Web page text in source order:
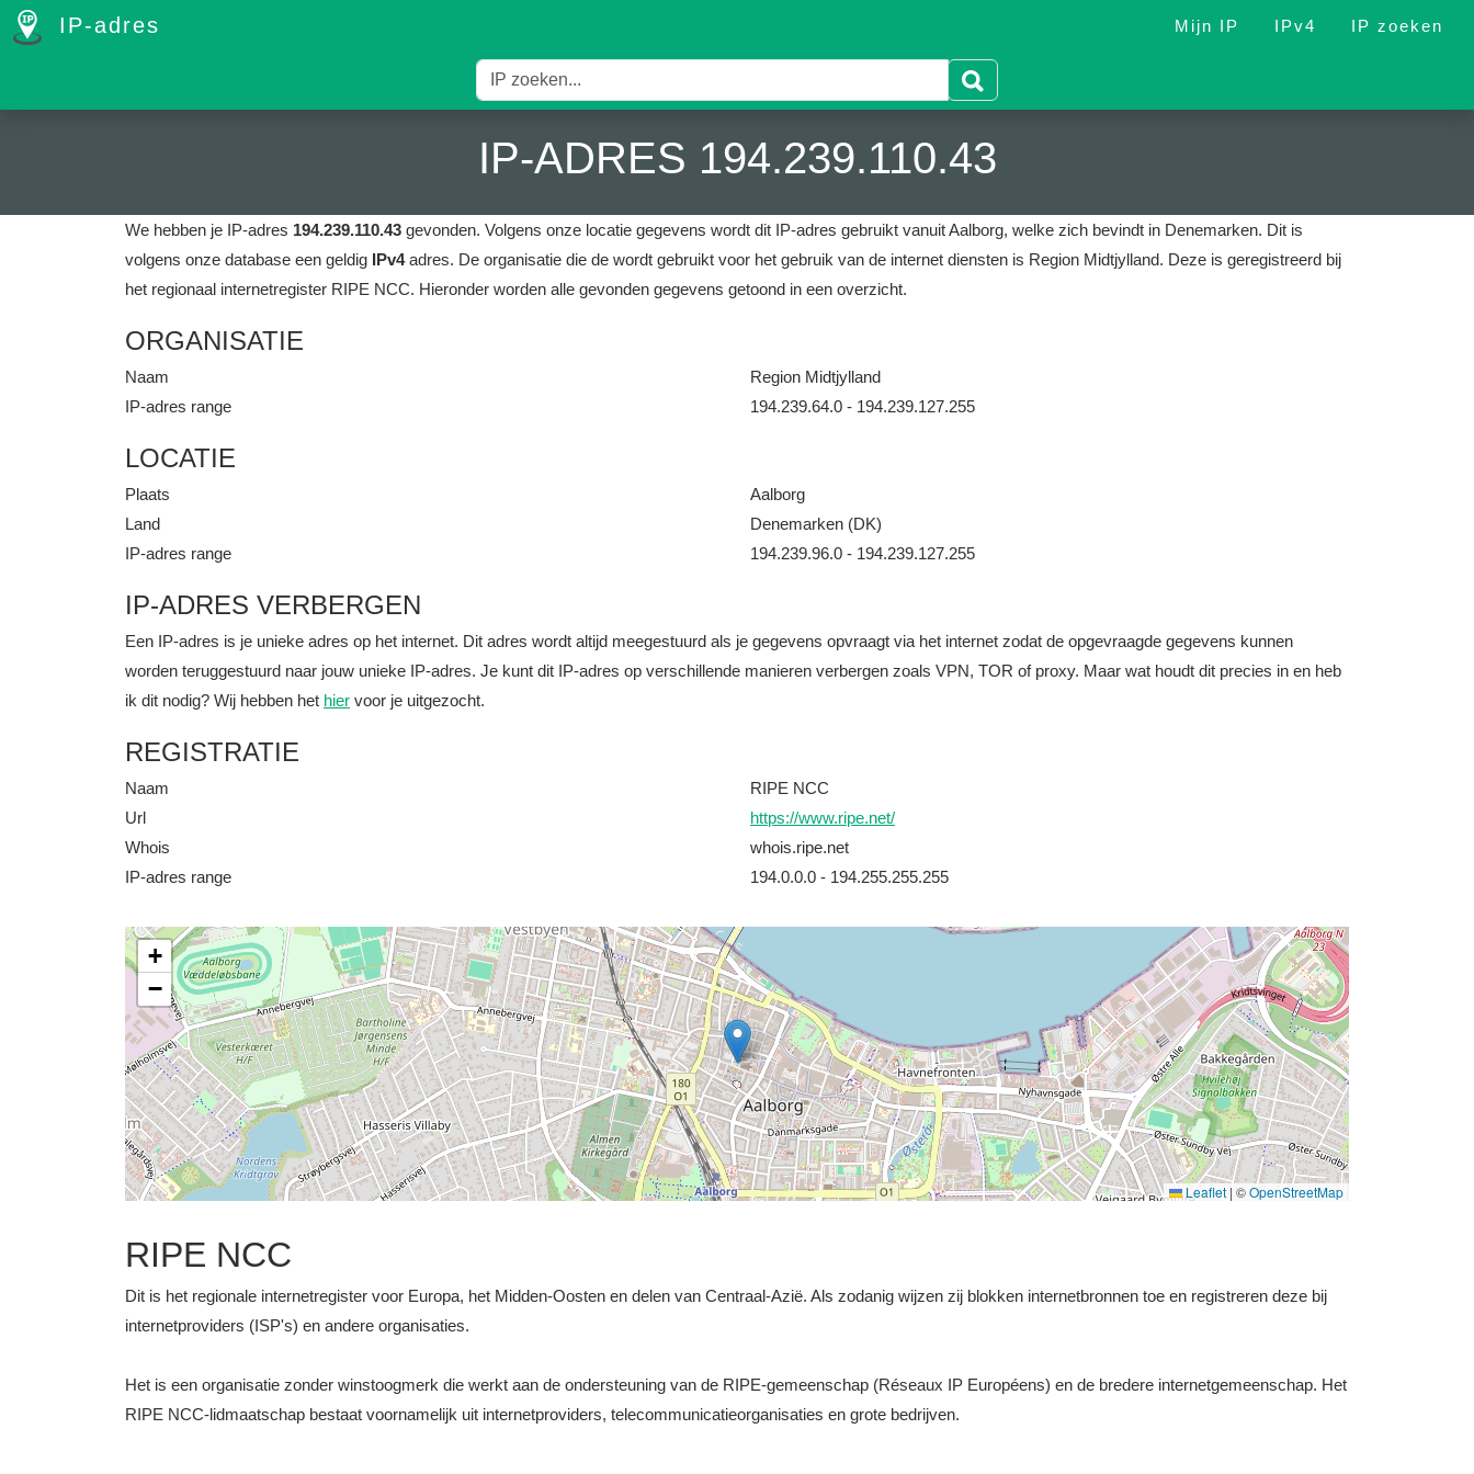
IP-adres Mijn IP IPv4 IP zoeken
IP-ADRES 194.239.110.43
We hebben je IP-adres 194.239.110.43 gevonden. Volgens onze locatie gegevens wordt dit IP-adres gebruikt vanuit Aalborg, welke zich bevindt in Denemarken. Dit is
volgens onze database een geldig IPv4adres. De organisatie die de wordt gebruikt voor het gebruik van de internet diensten is Region Midtjylland. Deze is geregistreerd bij
het regionaal internetregister RIPE NCC. Hieronder worden alle gevonden gegevens getoond in een overzicht.
ORGANISATIE
Naam
Region Midtjylland
IP-adres range
194.239.64.0 - 194.239.127.255
LOCATIE
Plaats
Aalborg
Land
Denemarken (DK)
IP-adres range
194.239.96.0 - 194.239.127.255
IP-ADRES VERBERGEN
Een IP-adres is je unieke adres op het internet. Dit adres wordt altijd meegestuurd als je gegevens opvraagt via het internet zodat de opgevraagde gegevens kunnen
worden teruggestuurd naar jouw unieke IP-adres. Je kunt dit IP-adres op verschillende manieren verbergen zoals VPN, TOR of proxy. Maar wat houdt dit precies in en heb
ik dit nodig? Wij hebben het hier voor je uitgezocht.
REGISTRATIE
Naam
RIPE NCC
Url
https://www.ripe.net/
Whois
whois.ripe.net
IP-adres range
194.0.0.0 - 194.255.255.255
+
−
Leaflet | ©OpenStreetMap
RIPE NCC
Dit is het regionale internetregister voor Europa, het Midden-Oosten en delen van Centraal-Azië. Als zodanig wijzen zij blokken internetbronnen toe en registreren deze bij
internetproviders (ISP's) en andere organisaties.
Het is een organisatie zonder winstoogmerk die werkt aan de ondersteuning van de RIPE-gemeenschap (Réseaux IP Européens) en de bredere internetgemeenschap. Het
RIPE NCC-lidmaatschap bestaat voornamelijk uit internetproviders, telecommunicatieorganisaties en grote bedrijven.